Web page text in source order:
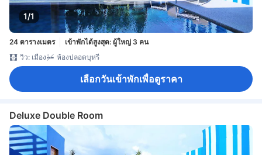
1/1
24 ตารางเมตร
เข้าพักได้สูงสุด: ผู้ใหญ่ 3 คน
วิว: เมือง
ห้องปลอดบุหรี่
เลือกวันเข้าพักเพื่อดูราคา
Deluxe Double Room